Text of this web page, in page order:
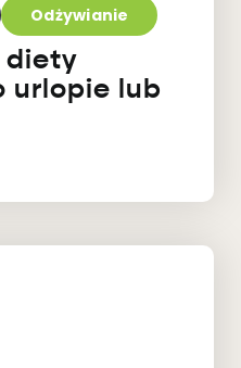
Odżywianie
diety
urlopie lub